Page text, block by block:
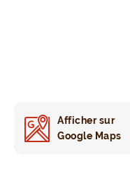
Afficher sur
Google Maps